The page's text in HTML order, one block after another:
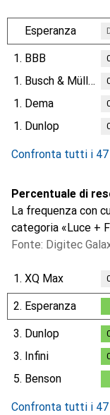
Esperanza
1. BBB
1. Busch & Müller
1. Dema
1. Dunlop
Confronta tutti i 47
Percentuale di
La frequenza con
categoria «Luce +
Fonte: Digitec
1. XQ Max
2. Esperanza
0.3
3. Dunlop
3. Infini
5. Benson
Confronta tutti i 47